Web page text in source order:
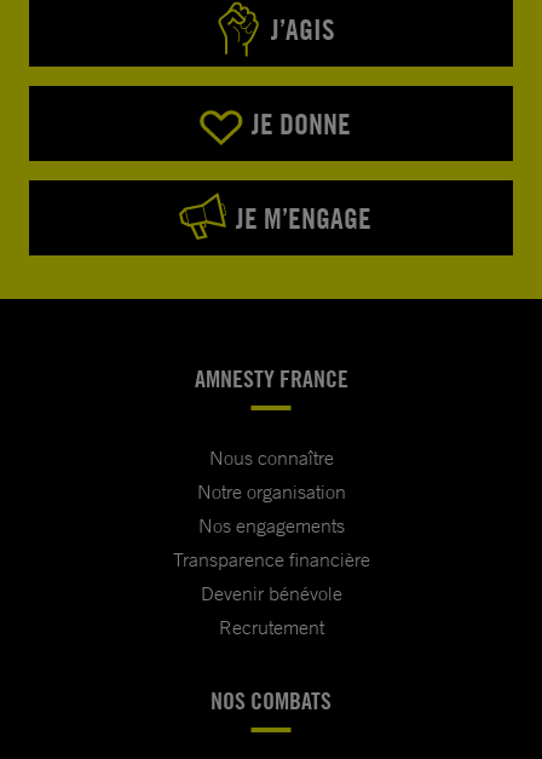
J’AGIS
JE DONNE
JE M’ENGAGE
AMNESTY FRANCE
Nous connaître
Notre organisation
Nos engagements
Transparence financière
Devenir bénévole
Recrutement
NOS COMBATS